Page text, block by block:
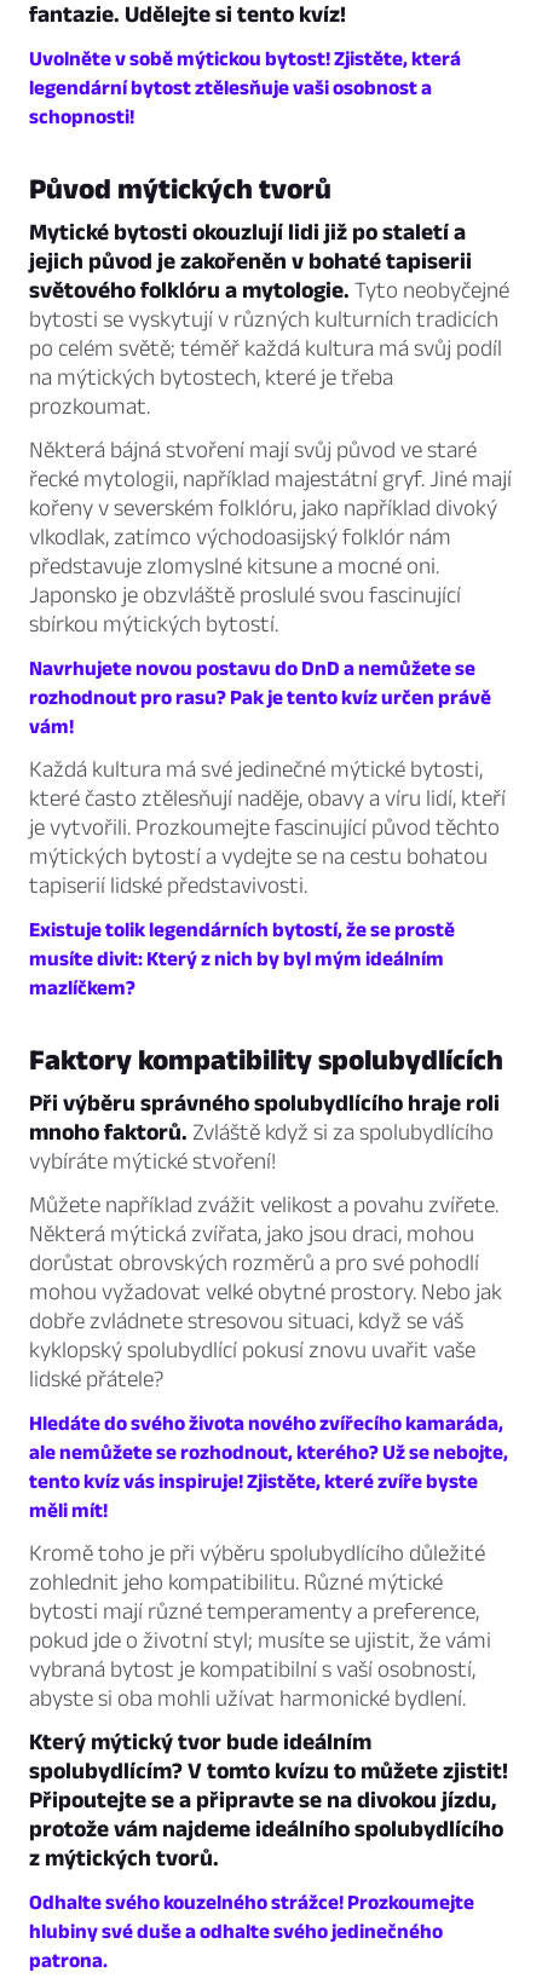
fantazie. Udělejte si tento kvíz!
Uvolněte v sobě mýtickou bytost! Zjistěte, která
legendární bytost ztělesňuje vaši osobnost a
schopnosti!
Původ mýtických tvorů
Mytické bytosti okouzlují lidi již po staletí a
jejich původ je zakořeněn v bohaté tapiserii
světového folklóru a mytologie. Tyto neobyčejné
bytosti se vyskytují v různých kulturních tradicích
po celém světě; téměř každá kultura má svůj podíl
na mýtických bytostech, které je třeba
prozkoumat.
Některá bájná stvoření mají svůj původ ve staré
řecké mytologii, například majestátní gryf. Jiné mají
kořeny v severském folklóru, jako například divoký
vlkodlak, zatímco východoasijský folklór nám
představuje zlomyslné kitsune a mocné oni.
Japonsko je obzvláště proslulé svou fascinující
sbírkou mýtických bytostí.
Navrhujete novou postavu do DnD a nemůžete se
rozhodnout pro rasu? Pak je tento kvíz určen právě
vám!
Každá kultura má své jedinečné mýtické bytosti,
které často ztělesňují naděje, obavy a víru lidí, kteří
je vytvořili. Prozkoumejte fascinující původ těchto
mýtických bytostí a vydejte se na cestu bohatou
tapiserií lidské představivosti.
Existuje tolik legendárních bytostí, že se prostě
musíte divit: Který z nich by byl mým ideálním
mazlíčkem?
Faktory kompatibility spolubydlících
Při výběru správného spolubydlícího hraje roli
mnoho faktorů. Zvláště když si za spolubydlícího
vybíráte mýtické stvoření!
Můžete například zvážit velikost a povahu zvířete.
Některá mýtická zvířata, jako jsou draci, mohou
dorůstat obrovských rozměrů a pro své pohodlí
mohou vyžadovat velké obytné prostory. Nebo jak
dobře zvládnete stresovou situaci, když se váš
kyklopský spolubydlící pokusí znovu uvařit vaše
lidské přátele?
Hledáte do svého života nového zvířecího kamaráda,
ale nemůžete se rozhodnout, kterého? Už se nebojte,
tento kvíz vás inspiruje! Zjistěte, které zvíře byste
měli mít!
Kromě toho je při výběru spolubydlícího důležité
zohlednit jeho kompatibilitu. Různé mýtické
bytosti mají různé temperamenty a preference,
pokud jde o životní styl; musíte se ujistit, že vámi
vybraná bytost je kompatibilní s vaší osobností,
abyste si oba mohli užívat harmonické bydlení.
Který mýtický tvor bude ideálním
spolubydlícím? V tomto kvízu to můžete zjistit!
Připoutejte se a připravte se na divokou jízdu,
protože vám najdeme ideálního spolubydlícího
z mýtických tvorů.
Odhalte svého kouzelného strážce! Prozkoumejte
hlubiny své duše a odhalte svého jedinečného
patrona.